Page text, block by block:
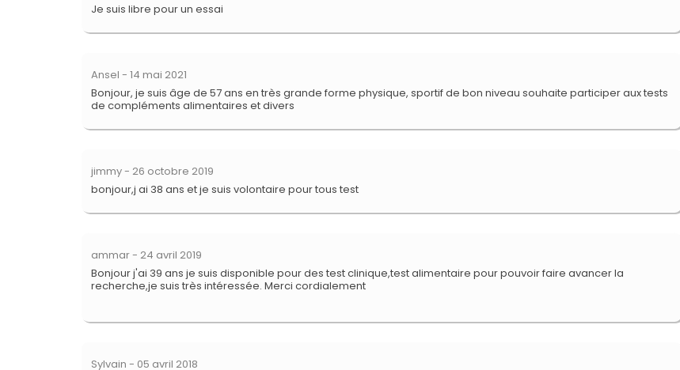
Je suis libre pour un essai
Ansel - 14 mai 2021
Bonjour, je suis âge de 57 ans en très grande forme physique, sportif de bon niveau souhaite participer aux tests
de compléments alimentaires et divers
jimmy- 26 octobre 2019
bonjour,j ai 38 ans et je suis volontaire pour tous test
ammar- 24 avril 2019
Bonjour j'ai 39 ans je suis disponible pour des test clinique,test alimentaire pour pouvoir faire avancer la
recherche,je suis très intéressée. Merci cordialement
Sylvain - 05 avril 2018